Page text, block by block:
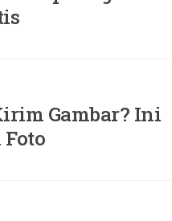
Gambar? Ini